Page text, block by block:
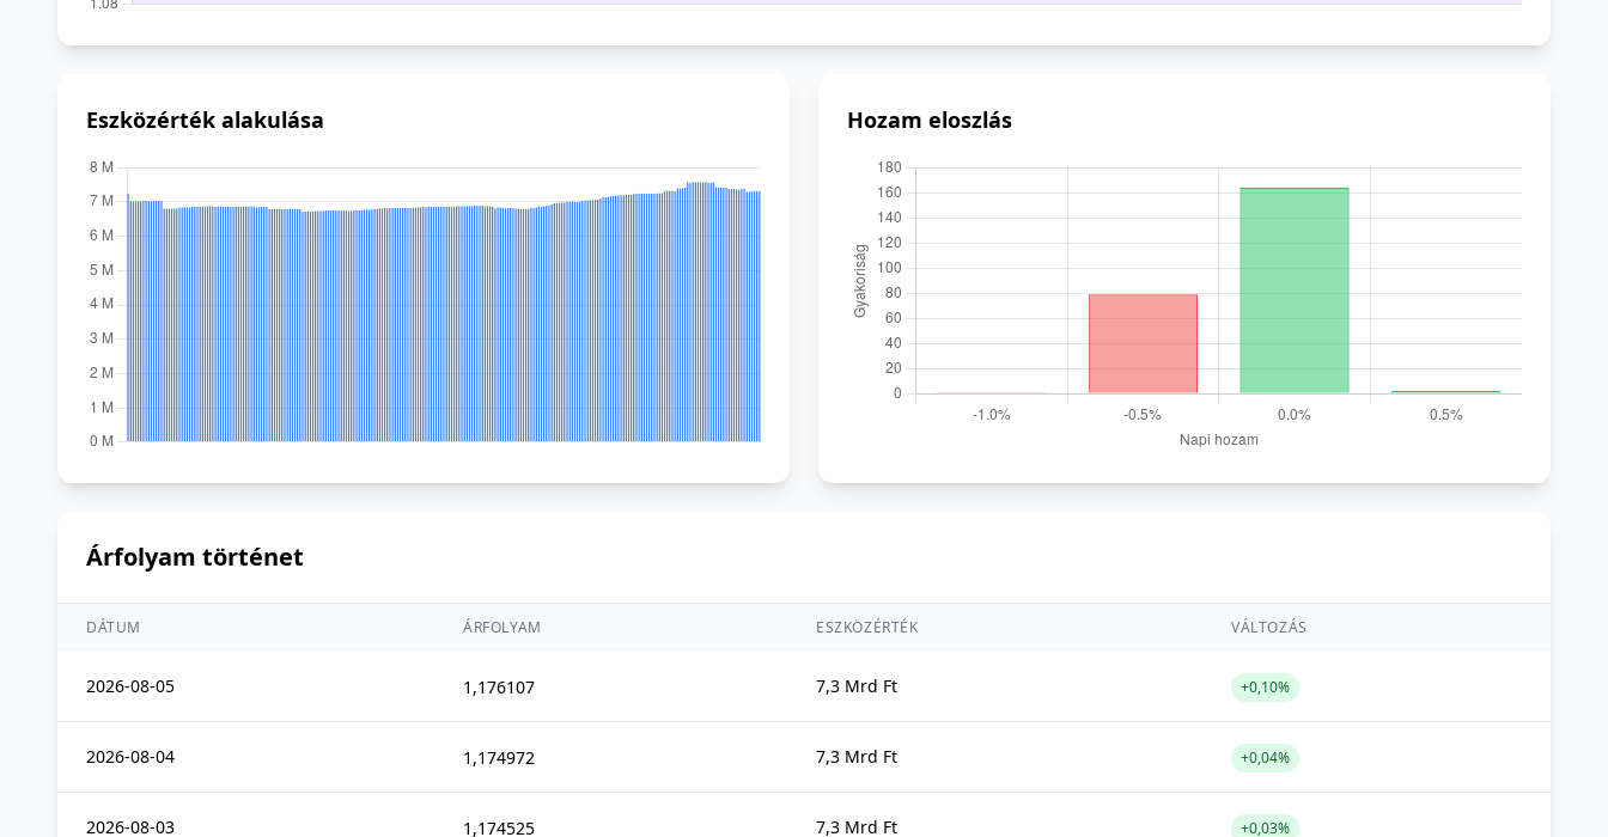
Eszközérték alakulása Hozam eloszlás
Árfolyam történet
DÁTUM ÁRFOLYAM ESZKÖZÉRTÉK VÁLTOZÁS
2026-08-05 1,176107 7,3 Mrd Ft +0,10%
2026-08-04 1,174972 7,3 Mrd Ft +0,04%
2026-08-03 1,174525 7,3 Mrd Ft +0,03%